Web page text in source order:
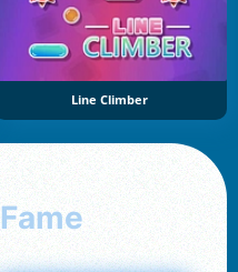
Line Climber
Fame